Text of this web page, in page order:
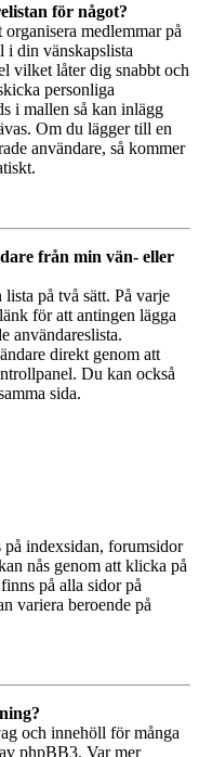
för något?
medlemmar på
i din vänskapslista
vilket låter dig snabbt och
personliga
i mallen så kan inlägg
Om du lägger till en
användare, så kommer
från min vän- eller
på två sätt. På varje
för att antingen lägga
användareslista.
direkt genom att
Du kan också
sida.
indexsidan, forumsidor
nås genom att klicka på
på alla sidor på
variera beroende på
och innehöll för många
phpBB3. Var mer